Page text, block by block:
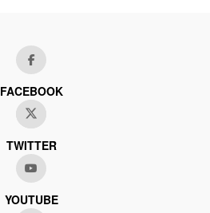
FACEBOOK
TWITTER
YOUTUBE